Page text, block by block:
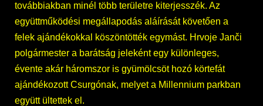
továbbiakban minél több területre kiterjesszék. Az
együttműködési megállapodás aláírását követően a
felek ajándékokkal köszöntötték egymást. Hrvoje Janči
polgármester a barátság jeleként egy különleges,
évente akár háromszor is gyümölcsöt hozó körtefát
ajándékozott Csurgónak, melyet a Millennium parkban
együtt ültettek el.